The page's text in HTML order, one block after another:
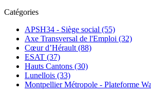
Catégories
APSH34 - Siège social (55)
Axe Transversal de l'Emploi (32)
Cœur d’Hérault (88)
ESAT (37)
Hauts Cantons (30)
Lunellois (33)
Montpellier Métropole - Plateforme